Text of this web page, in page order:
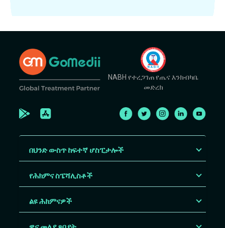
NABH የተረጋገጠ የጤና እንክብካቤ
መድረክ
በህንድ ውስጥ ከፍተኛ ሆስፒታሎች
የሕክምና ስፔሻሊስቶች
ልዩ ሕክምናዎች